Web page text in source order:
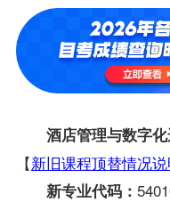
酒店管理与数字
【新旧课程顶替情况
新专业代码：